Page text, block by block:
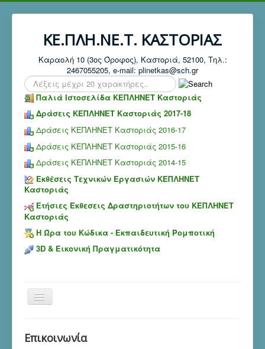
ΚΕ.ΠΛΗ.ΝΕ.Τ. ΚΑΣΤΟΡΙΑΣ
Καραολή 10 (3ος Όροφος), Καστοριά, 52100, Τηλ.:
2467055205, e-mail: plinetkas@sch.gr
Search
...
Παλιά Ιστοσελίδα ΚΕΠΛΗΝΕΤ Καστοριάς
Δράσεις ΚΕΠΛΗΝΕΤ Καστοριάς 2017-18
Δράσεις ΚΕΠΛΗΝΕΤ Καστοριάς 2016-17
Δράσεις ΚΕΠΛΗΝΕΤ Καστοριάς 2015-16
Δράσεις ΚΕΠΛΗΝΕΤ Καστοριάς 2014-15
Εκθέσεις Τεχνικών Εργασιών ΚΕΠΛΗΝΕΤ
Καστοριάς
Ετήσιες Έκθεσεις Δραστηριοτήτων του ΚΕΠΛΗΝΕΤ
Καστοριάς
Η Ώρα του Κώδικα - Εκπαιδευτική Ρομποτική
3D & Εικονική Πραγματικότητα
Toggle
Navigation
Επικοινωνία